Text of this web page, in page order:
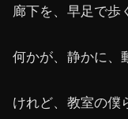
廊下を、早足で歩
何かが、静かに、
けれど、教室の僕